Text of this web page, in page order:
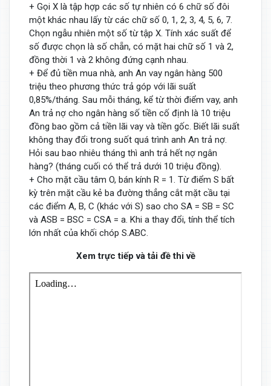
+ Gọi X là tập hợp các số tự nhiên có 6 chữ số đôi
một khác nhau lấy từ các chữ số 0, 1, 2, 3, 4, 5, 6, 7.
Chọn ngẫu nhiên một số từ tập X. Tính xác suất để
số được chọn là số chẵn, có mặt hai chữ số 1 và 2,
đồng thời 1 và 2 không đứng cạnh nhau.
+ Để đủ tiền mua nhà, anh An vay ngân hàng 500
triệu theo phương thức trả góp với lãi suất
0,85%/tháng. Sau mỗi tháng, kể từ thời điểm vay, anh
An trả nợ cho ngân hàng số tiền cố định là 10 triệu
đồng bao gồm cả tiền lãi vay và tiền gốc. Biết lãi suất
không thay đổi trong suốt quá trình anh An trả nợ.
Hỏi sau bao nhiêu tháng thì anh trả hết nợ ngân
hàng? (tháng cuối có thể trả dưới 10 triệu đồng).
+ Cho mặt cầu tâm O, bán kính R = 1. Từ điểm S bất
kỳ trên mặt cầu kẻ ba đường thẳng cắt mặt cầu tại
các điểm A, B, C (khác với S) sao cho SA = SB = SC
và ASB = BSC = CSA = a. Khi a thay đổi, tính thể tích
lớn nhất của khối chóp S.ABC.
Xem trực tiếp và tải đề thi về